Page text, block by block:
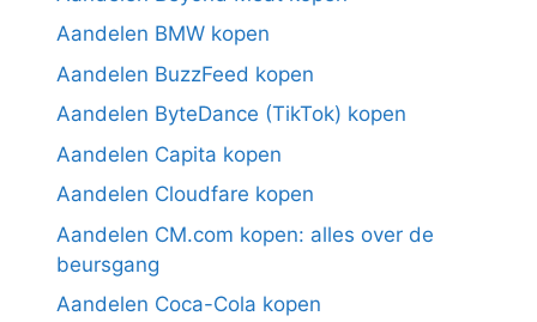
Aandelen BMW kopen
Aandelen BuzzFeed kopen
Aandelen ByteDance (TikTok) kopen
Aandelen Capita kopen
Aandelen Cloudfare kopen
Aandelen CM.com kopen: alles over de
beursgang
Aandelen Coca-Cola kopen